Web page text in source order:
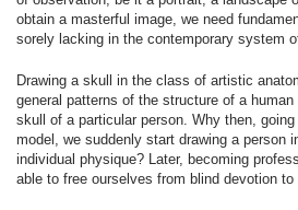
obtain a masterful image, we need
sorely lacking in the contemporary system
Drawing a skull in the class of artistic
general patterns of the structure of a
skull of a particular person. Why then,
model, we suddenly start drawing a person
individual physique? Later, becoming
able to free ourselves from blind devotion to